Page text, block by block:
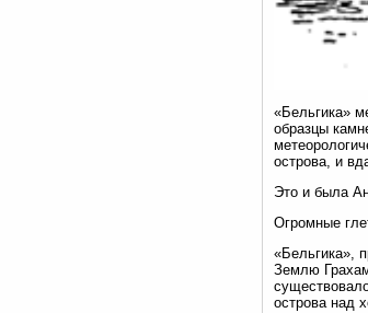
«Бельгика»
образцы
острова, и
Это и была
Огромные
«Бельгика»,
Землю
острова над